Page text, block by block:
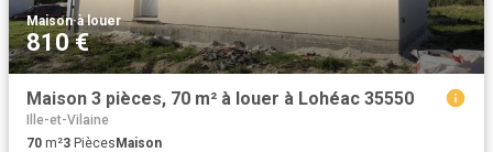
Maison·à louer
810 €
Maison 3 pièces, 70 m² à louer à Lohéac 35550
Ille-et-Vilaine
70 m²3 PiècesMaison